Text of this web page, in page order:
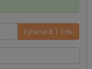
Купити в 1 клік